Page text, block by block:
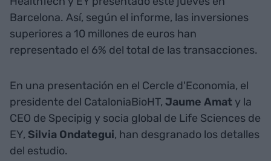
Barcelona. Así, según el informe, las inversiones
superiores a 10 millones de euros han
representado el 6% del total de las transacciones.
En una presentación en el Cercle d'Economia, el
presidente del CataloniaBioHT, Jaume Amat y la
CEO de Specipig y socia global de Life Sciences de
EY, Silvia Ondategui, han desgranado los detalles
del estudio.